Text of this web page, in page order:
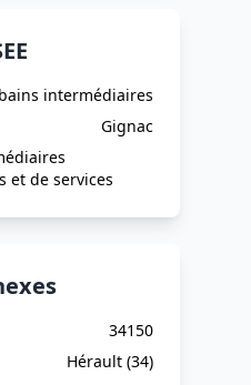
intermédiaires
Gignac
et de services
34150
Hérault (34)